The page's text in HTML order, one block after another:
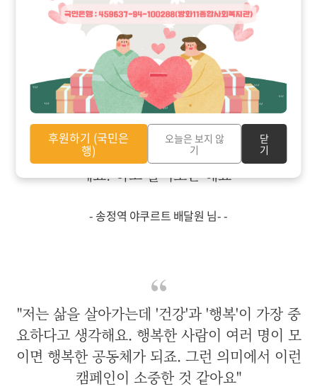
송정역 버거킹 건물주 님
"사람들이 많이들 관심 가져요. 마곡하늬공원쪽
지나가다보면 아이들이 공 차다가말고 '이게 뭐
에요?'하고 물어보곤 해요“
-송정역 야쿠르트 배달원 님- -
"저는 삶을 살아가는데 '건강'과 '행복'이 가장 중
요하다고 생각해요. 행복한 사람이 여러 명이 모
이면 행복한 공동체가 되죠. 그런 의미에서 이런
캠페인이 소중한 것 같아요"
후원하기 (국민은
행)
오늘은 보지 않
기
닫
기